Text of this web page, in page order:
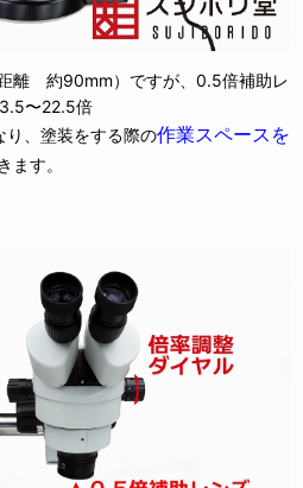
離 約90mm）ですが、0.5倍補助レ
〜22.5倍
、塗装をする際の作業スペースを
ます。